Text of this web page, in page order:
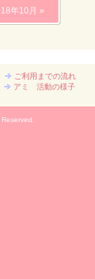
年10月 »
ご利用までの流れ
アミ 活動の様子